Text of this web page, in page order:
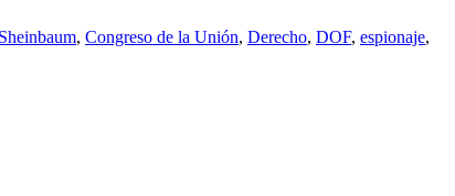
, Congreso de la Unión, Derecho, DOF, espionaje,